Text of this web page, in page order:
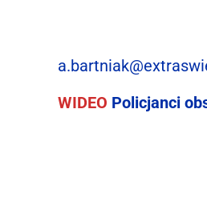
WIDEO Policjanci